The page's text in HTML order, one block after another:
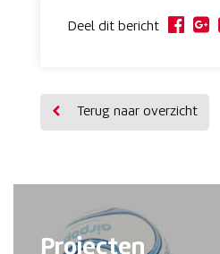
Deel dit bericht
Terug naar overzicht
Projecten